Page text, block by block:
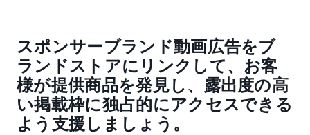
スポンサーブランド動画広告をブ
ランドストアにリンクして、お客
様が提供商品を発見し、露出度の高
い掲載枠に独占的にアクセスできる
よう支援しましょう。